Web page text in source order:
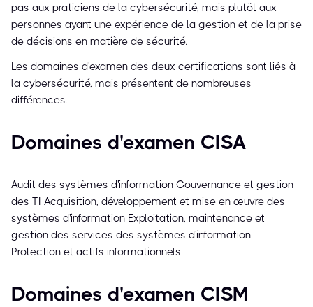
pas aux praticiens de la cybersécurité, mais plutôt aux
personnes ayant une expérience de la gestion et de la prise
de décisions en matière de sécurité.
Les domaines d'examen des deux certifications sont liés à
la cybersécurité, mais présentent de nombreuses
différences.
Domaines d'examen CISA
Audit des systèmes d'information Gouvernance et gestion
des TI Acquisition, développement et mise en œuvre des
systèmes d'information Exploitation, maintenance et
gestion des services des systèmes d'information
Protection et actifs informationnels
Domaines d'examen CISM